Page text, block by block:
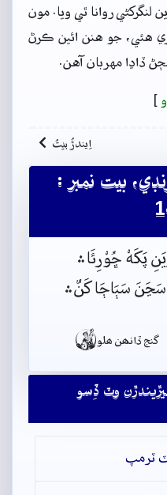
لنگرکڻي روانا ٿي ويا. مون
هئي، جو هنن ائين ڪرڻ
ڏاڍا مهربان آهن.
]
اِيندڙُ بيتُ
بيت نمبر :
پَکَهْ ڇُوْرِئَا﮶
سَٻَاڄَا کَنٌ﮶
گنج ڏانھن ھلو
وٽ ڏِسو
ٽرمپ